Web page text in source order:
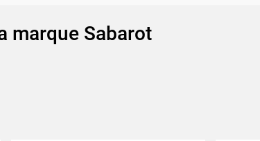
marque Sabarot